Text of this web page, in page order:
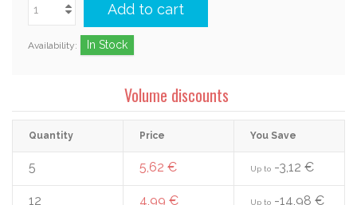
Add to cart
Availability: In Stock
Volume discounts
Quantity Price You Save
5 5,62 € Up to -3,12 €
12 4,99 € Up to -14,98 €